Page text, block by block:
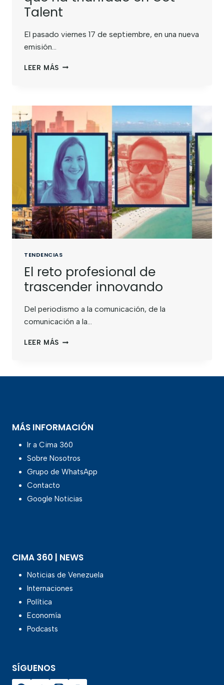
Talent
El pasado viernes 17 de septiembre, en una nueva
emisión…
LEER MÁS
TENDENCIAS
El reto profesional de
trascender innovando
Del periodismo a la comunicación, de la
comunicación a la…
LEER MÁS
MÁS INFORMACIÓN
Ir a Cima 360
Sobre Nosotros
Grupo de WhatsApp
Contacto
Google Noticias
CIMA 360 | NEWS
Noticias de Venezuela
Internaciones
Política
Economía
Podcasts
SÍGUENOS